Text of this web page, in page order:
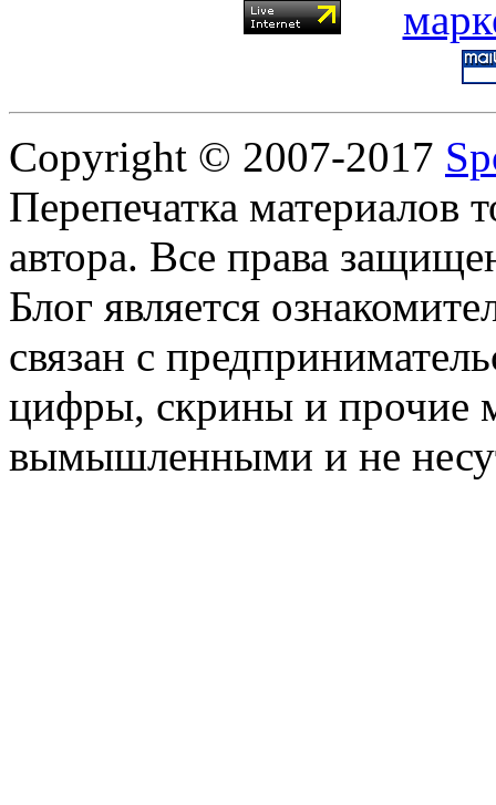
Copyright © 2007-2017
Перепечатка материалов
автора. Все права
Блог является
связан с
цифры, скрины и прочие
вымышленными и не